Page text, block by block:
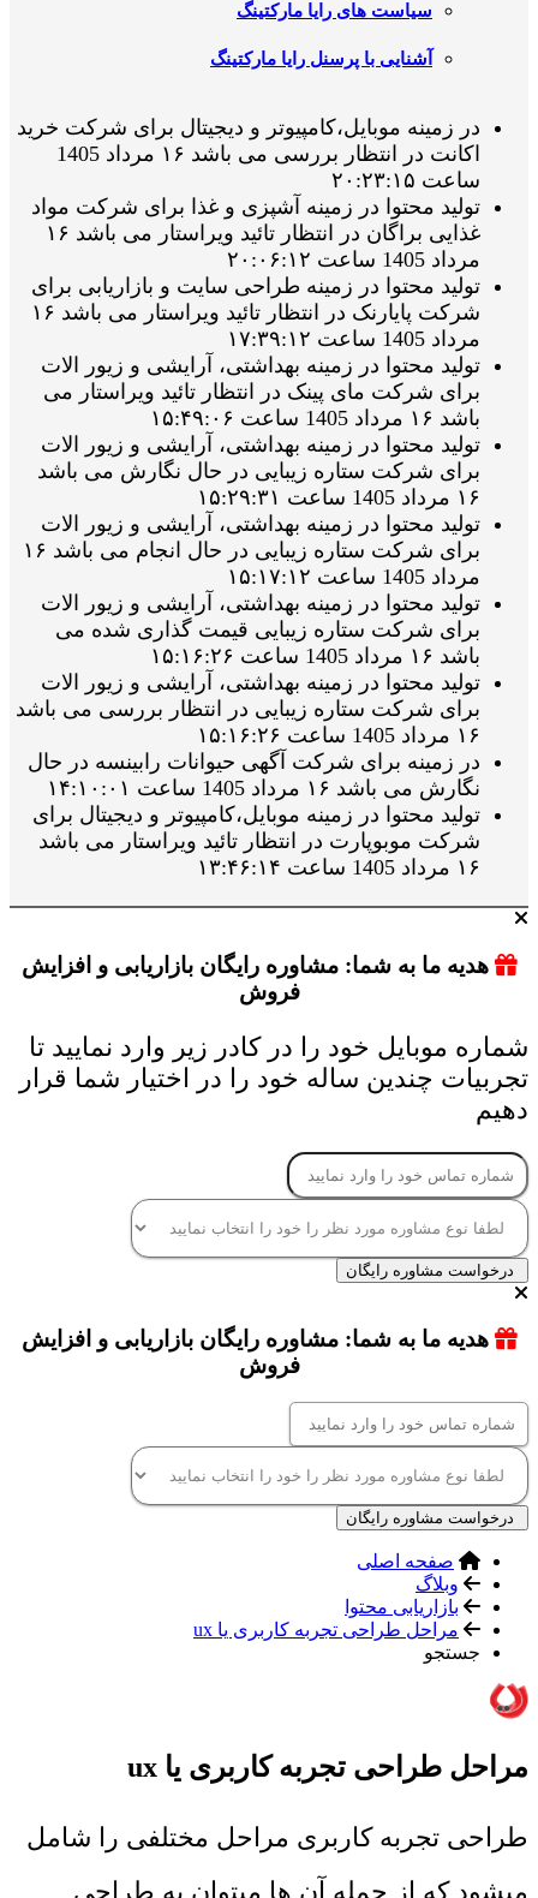
سیاست های رایا مارکتینگ
آشنایی با پرسنل رایا مارکتینگ
در زمینه موبایل،کامپیوتر و دیجیتال برای شرکت خرید
اکانت در انتظار بررسی می باشد ۱۶ مرداد 1405
ساعت ۲۰:۲۳:۱۵
تولید محتوا در زمینه آشپزی و غذا برای شرکت مواد
غذایی براگان در انتظار تائید ویراستار می باشد ۱۶
مرداد 1405 ساعت ۲۰:۰۶:۱۲
تولید محتوا در زمینه طراحی سایت و بازاریابی برای
شرکت پایارنک در انتظار تائید ویراستار می باشد ۱۶
مرداد 1405 ساعت ۱۷:۳۹:۱۲
تولید محتوا در زمینه بهداشتی، آرایشی و زیور الات
برای شرکت مای پینک در انتظار تائید ویراستار می
باشد ۱۶ مرداد 1405 ساعت ۱۵:۴۹:۰۶
تولید محتوا در زمینه بهداشتی، آرایشی و زیور الات
برای شرکت ستاره زیبایی در حال نگارش می باشد
۱۶ مرداد 1405 ساعت ۱۵:۲۹:۳۱
تولید محتوا در زمینه بهداشتی، آرایشی و زیور الات
برای شرکت ستاره زیبایی در حال انجام می باشد ۱۶
مرداد 1405 ساعت ۱۵:۱۷:۱۲
تولید محتوا در زمینه بهداشتی، آرایشی و زیور الات
برای شرکت ستاره زیبایی قیمت گذاری شده می
باشد ۱۶ مرداد 1405 ساعت ۱۵:۱۶:۲۶
تولید محتوا در زمینه بهداشتی، آرایشی و زیور الات
برای شرکت ستاره زیبایی در انتظار بررسی می باشد
۱۶ مرداد 1405 ساعت ۱۵:۱۶:۲۶
در زمینه برای شرکت آگهی حیوانات رابینسه در حال
نگارش می باشد ۱۶ مرداد 1405 ساعت ۱۴:۱۰:۰۱
تولید محتوا در زمینه موبایل،کامپیوتر و دیجیتال برای
شرکت موبوپارت در انتظار تائید ویراستار می باشد
۱۶ مرداد 1405 ساعت ۱۳:۴۶:۱۴
هدیه ما به شما: مشاوره رایگان بازاریابی و افزایش
فروش
شماره موبایل خود را در کادر زیر وارد نمایید تا
تجربیات چندین ساله خود را در اختیار شما قرار
دهیم
درخواست مشاوره رایگان
هدیه ما به شما: مشاوره رایگان بازاریابی و افزایش
فروش
درخواست مشاوره رایگان
صفحه اصلی
وبلاگ
بازاریابی محتوا
مراحل طراحی تجربه کاربری یا ux
جستجو
مراحل طراحی تجربه کاربری یا ux
طراحی تجربه کاربری مراحل مختلفی را شامل
میشود که از جمله آن ها میتوان به طراحی